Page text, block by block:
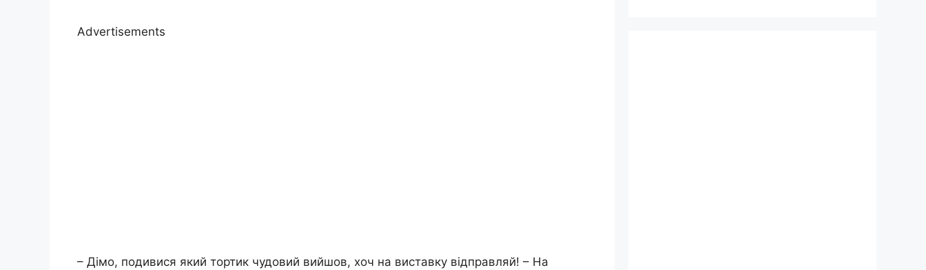
Advertisements
– Дімо, подивися який тортик чудовий вийшов, хоч на виставку відправляй! – На